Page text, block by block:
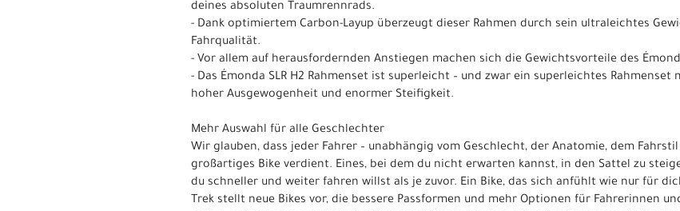
deines absoluten Traumrennrads.
- Dank optimiertem Carbon-Layup überzeugt dieser Rahmen durch sein ultraleichtes
Fahrqualität.
- Vor allem auf herausfordernden Anstiegen machen sich die Gewichtsvorteile des
- Das Émonda SLR H2 Rahmenset ist superleicht – und zwar ein superleichtes
hoher Ausgewogenheit und enormer Steifigkeit.
Mehr Auswahl für alle Geschlechter
Wir glauben, dass jeder Fahrer – unabhängig vom Geschlecht, der Anatomie, dem
großartiges Bike verdient. Eines, bei dem du nicht erwarten kannst, in den Sattel zu
du schneller und weiter fahren willst als je zuvor. Ein Bike, das sich anfühlt wie nur für
Trek stellt neue Bikes vor, die bessere Passformen und mehr Optionen für Fahrerinnen